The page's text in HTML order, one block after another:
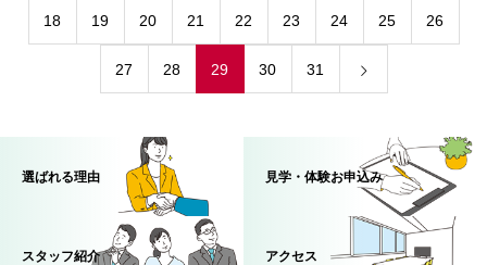
18 19 20 21 22 23 24 25 26
27 28 29 30 31
選ばれる理由 見学・体験お申込み
スタッフ紹介 アクセス